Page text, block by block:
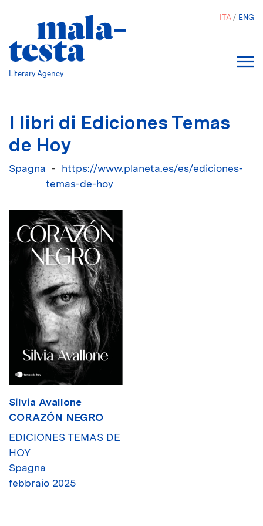
Literary Agency
ITA ENG
I libri di Ediciones Temas
de Hoy
Spagna
https://www.planeta.es/es/ediciones-
temas-de-hoy
Silvia Avallone
CORAZÓN NEGRO
EDICIONES TEMAS DE
HOY
Spagna
febbraio 2025